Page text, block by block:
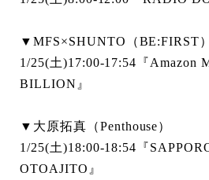
▼MFS×SHUNTO（BE:FIRST）
1/25(土)17:00-17:54『Amazon
BILLION』
▼大原拓真（Penthouse）
1/25(土)18:00-18:54『
OTOAJITO』